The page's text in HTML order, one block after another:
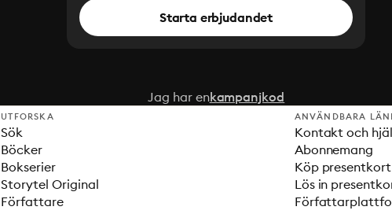
Starta erbjudandet
Jag har enkampanjkod
UTFORSKA
Sök
Böcker
Bokserier
Storytel Original
Författare
ANVÄNDBARA
Kontakt och
Abonnemang
Köp presentkort
Lös in